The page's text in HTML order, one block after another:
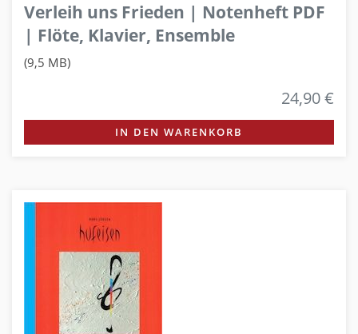
Verleih uns Frieden | Notenheft PDF
| Flöte, Klavier, Ensemble
(9,5 MB)
24,90 €
IN DEN WARENKORB